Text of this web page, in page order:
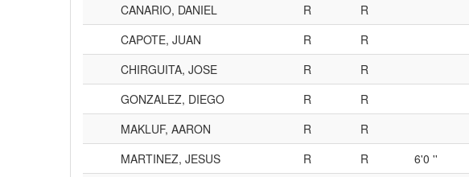
CANARIO, DANIEL
R
R
CAPOTE, JUAN
R
R
CHIRGUITA, JOSE
R
R
GONZALEZ, DIEGO
R
R
MAKLUF, AARON
R
R
MARTINEZ, JESUS
R R 6'0 ''